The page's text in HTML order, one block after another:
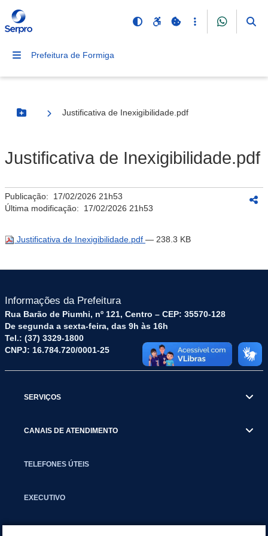
Prefeitura de Formiga
Botão Menu
Justificativa de Inexigibilidade.pdf
Justificativa de Inexigibilidade.pdf
Publicação: 17/02/2026 21h53
Última modificação: 17/02/2026 21h53
Justificativa de Inexigibilidade.pdf — 238.3 KB
Informações da Prefeitura
Rua Barão de Piumhi, nº 121, Centro – CEP: 35570-128
De segunda a sexta-feira, das 9h às 16h
Tel.: (37) 3329-1800
CNPJ: 16.784.720/0001-25
SERVIÇOS
CANAIS DE ATENDIMENTO
TELEFONES ÚTEIS
EXECUTIVO